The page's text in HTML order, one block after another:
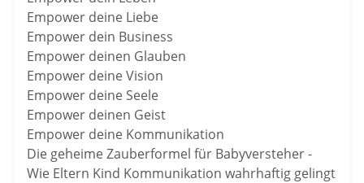
Empower deine Liebe
Empower dein Business
Empower deinen Glauben
Empower deine Vision
Empower deine Seele
Empower deinen Geist
Empower deine Kommunikation
Die geheime Zauberformel für Babyversteher -
Wie Eltern Kind Kommunikation wahrhaftig gelingt